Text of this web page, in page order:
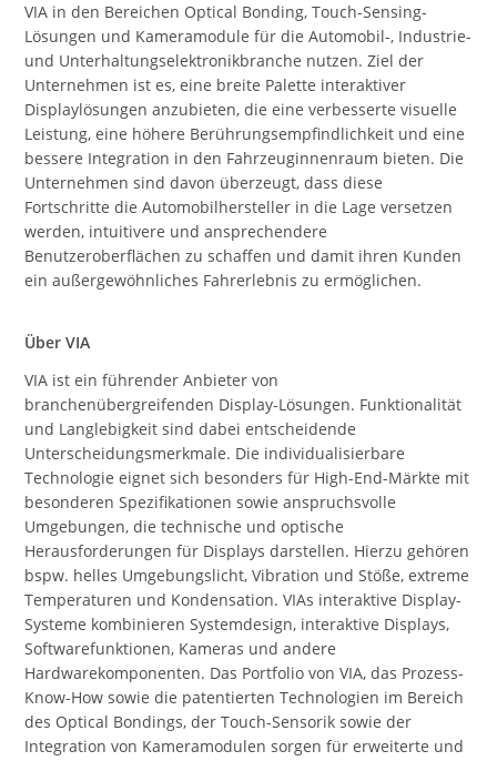
VIA in den Bereichen Optical Bonding, Touch-Sensing-
Lösungen und Kameramodule für die Automobil-, Industrie-
und Unterhaltungselektronikbranche nutzen. Ziel der
Unternehmen ist es, eine breite Palette interaktiver
Displaylösungen anzubieten, die eine verbesserte visuelle
Leistung, eine höhere Berührungsempfindlichkeit und eine
bessere Integration in den Fahrzeuginnenraum bieten. Die
Unternehmen sind davon überzeugt, dass diese
Fortschritte die Automobilhersteller in die Lage versetzen
werden, intuitivere und ansprechendere
Benutzeroberflächen zu schaffen und damit ihren Kunden
ein außergewöhnliches Fahrerlebnis zu ermöglichen.
Über VIA
VIA ist ein führender Anbieter von
branchenübergreifenden Display-Lösungen. Funktionalität
und Langlebigkeit sind dabei entscheidende
Unterscheidungsmerkmale. Die individualisierbare
Technologie eignet sich besonders für High-End-Märkte mit
besonderen Spezifikationen sowie anspruchsvolle
Umgebungen, die technische und optische
Herausforderungen für Displays darstellen. Hierzu gehören
bspw. helles Umgebungslicht, Vibration und Stöße, extreme
Temperaturen und Kondensation. VIAs interaktive Display-
Systeme kombinieren Systemdesign, interaktive Displays,
Softwarefunktionen, Kameras und andere
Hardwarekomponenten. Das Portfolio von VIA, das Prozess-
Know-How sowie die patentierten Technologien im Bereich
des Optical Bondings, der Touch-Sensorik sowie der
Integration von Kameramodulen sorgen für erweiterte und